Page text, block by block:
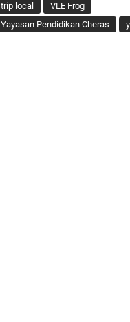
trip local
VLE Frog
Yayasan Pendidikan Cheras